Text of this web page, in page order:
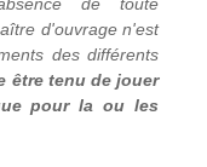
d'ouvrage n'est
des différents
être tenu de jouer
pour la ou les